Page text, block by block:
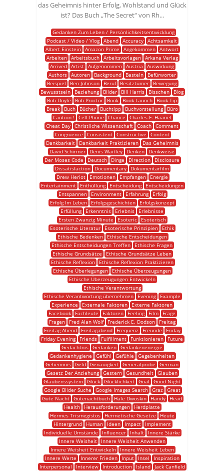
das Geheimnis hinter Erfolg, Wohlstand und Glück
ist? Das Buch „The Secret“ von Rh...
Gedanken Zum Leben / Persönlichkeitsentwicklung
Podcast / Video / Vlog Abend Accuracy Achtsamkeit
Albert Einstein Amazon Prime Angekommen Antwort
Arbeiten
Arbeitsbuch Arbeitsvorlagen
Arkana Verlag
Arrived Artist Aufgenommen Austria
Auswirkung
Authors
Autoren Background Basteln
Befürworter
Beispiel
Ben Johnson Beruf Besitztümer
Bewegung
Bewusstsein
Beziehung Bilder Bill Harris Bisschen
Blog
Bob Doyle
Bob Proctor Book Book Launch
Book Tip
Break
Buch Bücher Buchtipp Buchvorstellung
Büro
Caution !
Cell Phone Chance
Charles F. Haanel
Cheat Day
Christliche Wissenschaft Coach
Comment
Congruence
Consistent Constructive
Content
Dankbarkeit
Dankbarkeit Praktizieren
Das Geheimnis
David Schirmer
Denis Waitley Denken
Denkweise
Der Moses Code
Deutsch Dinge Direction
Disclosure
Dissatisfaction
Documentary
Dokumentarfilm
Drew Heriot
Emotionen Empfangen
Energie
Entertainment
Enthüllung Entscheidung
Entscheidungen
Entspannen
Environment Erfahrung
Erfolg
Erfolg Im Leben
Erfolgsgeschichten
Erfolgskonzept
Erfüllung
Erkenntnis Erlebnis
Erlebnisse
Ersten Zwanzig Minute
Esoteric
Esoterisch
Esoterische Literatur
Esoterische Prinzipien
Ethik
Ethische Bedenken
Ethische Entscheidungen
Ethische Entscheidungen Treffen
Ethische Fragen
Ethische Grundsätze
Ethische Grundsätze Leben
Ethische Reflexion
Ethische Reflexion Praktizieren
Ethische Überlegungen
Ethische Überzeugungen
Ethische Überzeugungen Entwickeln
Ethische Verantwortung
Ethische Verantwortung übernehmen
Evening
Example
Experience
Externale Faktoren
Externe Faktoren
Facebook
Fachleute Faktoren Feeling Film
Frage
Fragen
Fred Alan Wolf Frederick E. Dodson
Freitag
Freitag Abend
Freitagabend Frequenz Freunde
Friday
Friday Evening
Friends Fulfillment Funktionieren
Future
Gedächtnis Gedanken Gedankenenergie
Gedankenhygiene
Gefühl Gefühle
Gegebenheiten
Geheimnis Geld Genauigkeit Generalprobe
German
Gesetz Der Anziehung Gestern Gesundheit Glauben
Glaubenssystem Glück Glücklichkeit Goal
Good Night
Google Bilder Suche
Google Images Search Graz
Great
Gute Nacht Gutenachtbuch Hale Dwoskin Handy
Head
Health
Herausforderungen
Herdplatte
Hermes Trismegistos
Hermetische Gesetze
Heute
Hintergrund
Human Ideen Impact
Implement
Individuelle Umstände
Influencer Inhalt
Innere Stärke
Innere Weisheit
Innere Weisheit Anwenden
Innere Weisheit Entwickeln
Innere Weisheit Leben
Innere Werte
Innerer Frieden Input Insel
Inspiration
Interpersonal
Interview Introduction Island
Jack Canfield